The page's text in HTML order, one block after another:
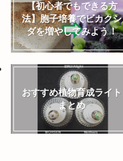
【初心者でもできる方
法】胞子培養でビカクシ
ダを増やしてみよう！
おすすめ植物育成ライト
まとめ